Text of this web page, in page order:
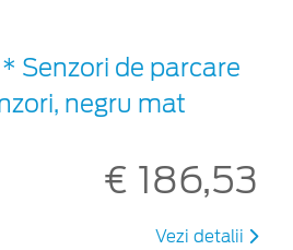
Senzori de parcare
negru mat
€ 186,53
Vezi detalii